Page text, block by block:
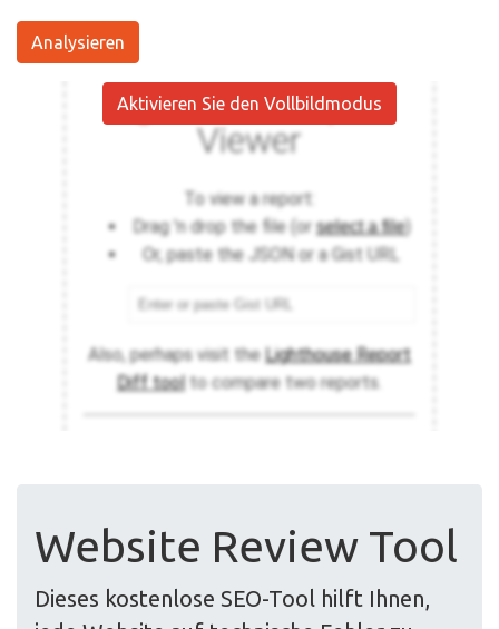
Analysieren
Aktivieren Sie den Vollbildmodus
Website Review Tool
Dieses kostenlose SEO-Tool hilft Ihnen,